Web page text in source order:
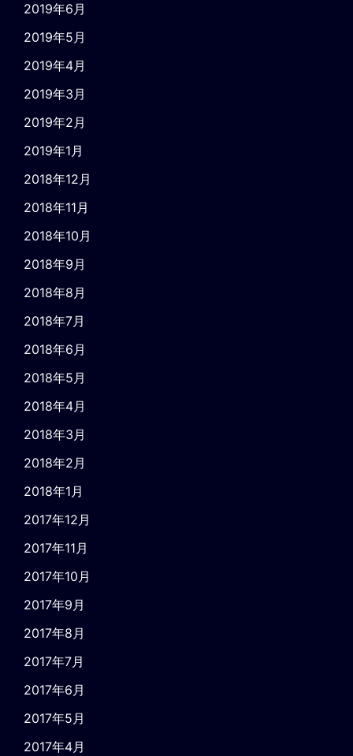
2019年6月
2019年5月
2019年4月
2019年3月
2019年2月
2019年1月
2018年12月
2018年11月
2018年10月
2018年9月
2018年8月
2018年7月
2018年6月
2018年5月
2018年4月
2018年3月
2018年2月
2018年1月
2017年12月
2017年11月
2017年10月
2017年9月
2017年8月
2017年7月
2017年6月
2017年5月
2017年4月